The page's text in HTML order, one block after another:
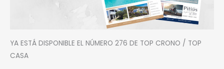
YA ESTÁ DISPONIBLE EL NÚMERO 276 DE TOP CRONO / TOP
CASA